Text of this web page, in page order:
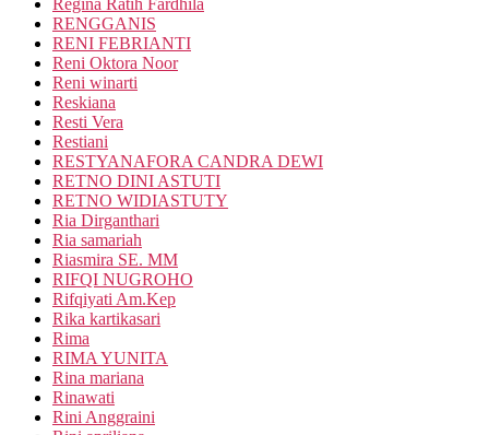
Regina Ratih Fardhila
RENGGANIS
RENI FEBRIANTI
Reni Oktora Noor
Reni winarti
Reskiana
Resti Vera
Restiani
RESTYANAFORA CANDRA DEWI
RETNO DINI ASTUTI
RETNO WIDIASTUTY
Ria Dirganthari
Ria samariah
Riasmira SE. MM
RIFQI NUGROHO
Rifqiyati Am.Kep
Rika kartikasari
Rima
RIMA YUNITA
Rina mariana
Rinawati
Rini Anggraini